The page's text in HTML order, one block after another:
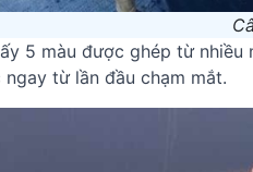
5 màu được ghép từ nhiều
từ lần đầu chạm mắt.